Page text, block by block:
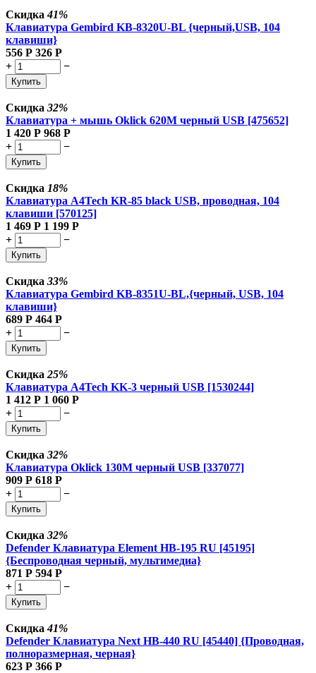
Скидка41%
Клавиатура Gembird KB-8320U-BL {черный,USB, 104
клавиши}
556 Р 326 Р
+
−
Купить
Скидка 32%
Клавиатура + мышь Oklick 620M черный USB [475652]
1 420 Р 968 Р
+
−
Купить
Скидка 18%
Клавиатура A4Tech KR-85 black USB, проводная, 104
клавиши [570125]
1 469 Р 1 199 Р
+
−
Купить
Скидка 33%
Клавиатура Gembird KB-8351U-BL,{черный, USB, 104
клавиши}
689 Р 464 Р
+
−
Купить
Скидка 25%
Клавиатура A4Tech KK-3 черный USB [1530244]
1 412 Р 1 060 Р
+
−
Купить
Скидка 32%
Клавиатура Oklick 130M черный USB [337077]
909 Р 618 Р
+
−
Купить
Скидка 32%
Defender Клавиатура Element HB-195 RU [45195]
{Беспроводная черный, мультимедиа}
871 Р 594 Р
+
−
Купить
Скидка41%
Defender Клавиатура Next HB-440 RU [45440] {Проводная,
полноразмерная, черная}
623 Р 366 Р